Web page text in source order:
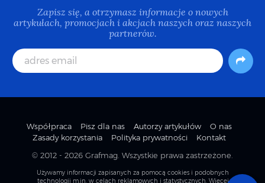
Zapisz się, a otrzymasz informacje o nowych
artykułach, promocjach i akcjach naszych oraz naszych
partnerów.
Współpraca Pisz dla nas Autorzy artykułów
O nas
Zasady korzystania
Polityka prywatności
Kontakt
© 2012 - 2026 Grafmag . Wszystkie prawa zastrzeżone.
Używamy informacji zapisanych za pomocą cookies i podobnych
technologii m.in. w celach reklamowych i statystycznych. Więcej